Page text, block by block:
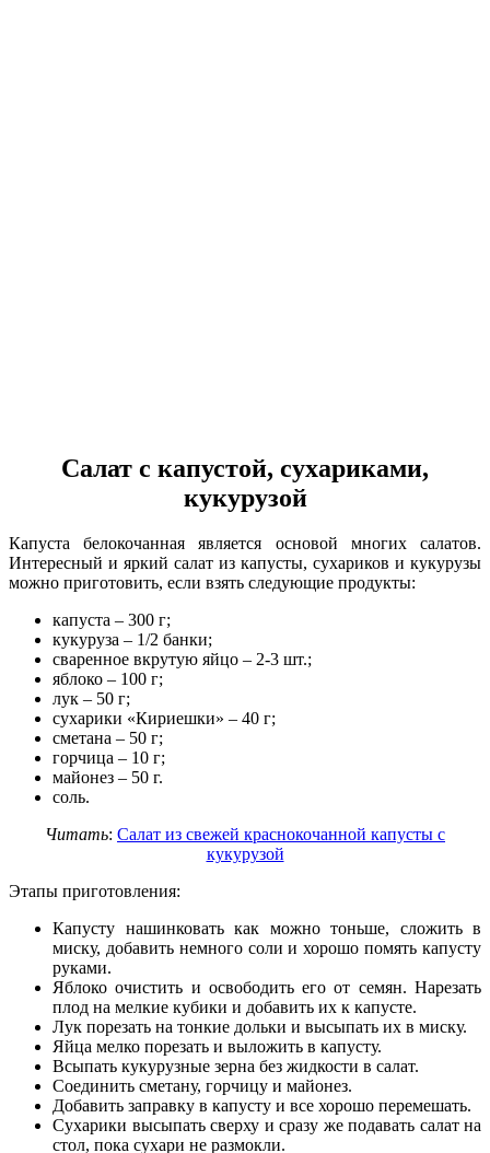
Салат с капустой, сухариками,
кукурузой
Капуста белокочанная является основой многих салатов.
Интересный и яркий салат из капусты, сухариков и кукурузы
можно приготовить, если взять следующие продукты:
капуста – 300 г;
кукуруза – 1/2 банки;
сваренное вкрутую яйцо – 2-3 шт.;
яблоко – 100 г;
лук – 50 г;
сухарики «Кириешки» – 40 г;
сметана – 50 г;
горчица – 10 г;
майонез – 50 г.
соль.
Читать: Салат из свежей краснокочанной капусты с
кукурузой
Этапы приготовления:
Капусту нашинковать как можно тоньше, сложить в
миску, добавить немного соли и хорошо помять капусту
руками.
Яблоко очистить и освободить его от семян. Нарезать
плод на мелкие кубики и добавить их к капусте.
Лук порезать на тонкие дольки и высыпать их в миску.
Яйца мелко порезать и выложить в капусту.
Всыпать кукурузные зерна без жидкости в салат.
Соединить сметану, горчицу и майонез.
Добавить заправку в капусту и все хорошо перемешать.
Сухарики высыпать сверху и сразу же подавать салат на
стол, пока сухари не размокли.